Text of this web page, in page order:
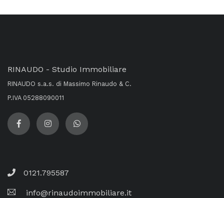
RINAUDO - Studio Immobiliare
RINAUDO s.a.s. di Massimo Rinaudo & C.
P.IVA 05288090011
0121.795587
info@rinaudoimmobiliare.it